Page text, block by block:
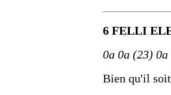
6 FELLI
0a 0a (23) 0a
Bien qu'il soit